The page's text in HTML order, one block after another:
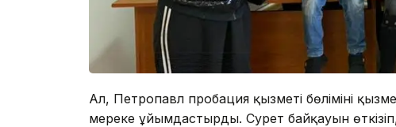
Ал, Петропавл пробация қызметі бөлімінің
мереке ұйымдастырды. Сурет байқауын